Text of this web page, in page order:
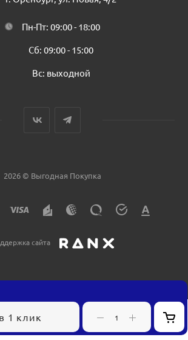
1 клик
Пн-Пт: 09:00 - 18:00
Сб: 09:00 - 15:00
Вс: выходной
2026 © Выгодная Покупка
сайта